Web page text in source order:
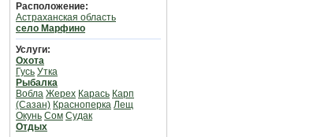
Расположение:
Астраханская область
село Марфино
Услуги:
Охота
Гусь Утка
Рыбалка
Вобла Жерех Карась Карп
(Сазан) Красноперка Лещ
Окунь Сом Судак
Отдых